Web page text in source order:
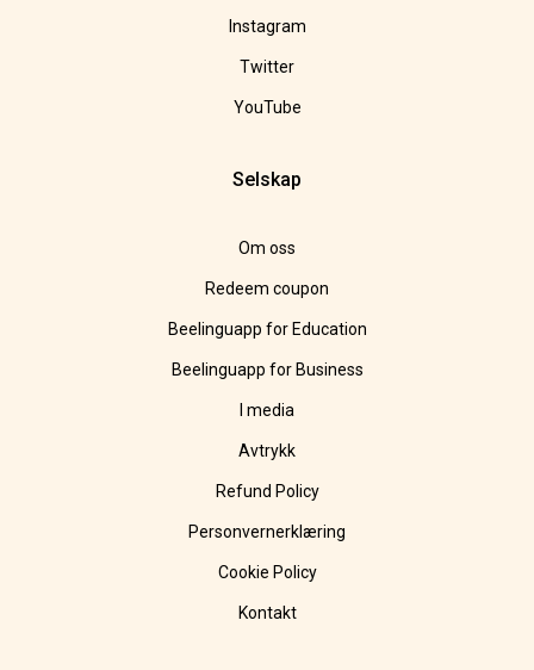
Instagram
Twitter
YouTube
Selskap
Om oss
Redeem coupon
Beelinguapp for Education
Beelinguapp for Business
I media
Avtrykk
Refund Policy
Personvernerklæring
Cookie Policy
Kontakt